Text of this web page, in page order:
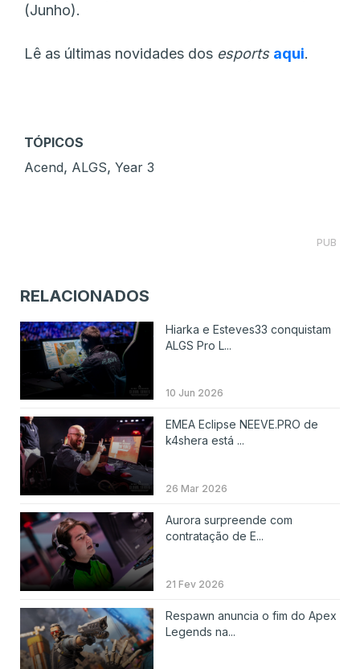
(Junho).
Lê as últimas novidades dos esports aqui.
TÓPICOS
Acend, ALGS, Year 3
PUB
RELACIONADOS
Hiarka e Esteves33 conquistam
ALGS Pro L...
10 Jun 2026
EMEA Eclipse NEEVE.PRO de
k4shera está ...
26 Mar 2026
Aurora surpreende com
contratação de E...
21 Fev 2026
Respawn anuncia o fim do Apex
Legends na...